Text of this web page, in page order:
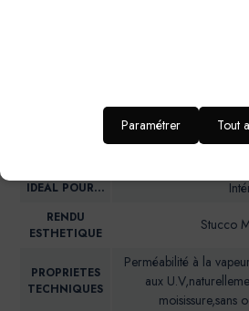
PRODUIT
IDEAL POUR…
RENDU
ESTHETIQUE
Stucco
PROPRIETES
TECHNIQUES
Perméabilité à la
aux
moisissure,sans
Paramétrer Tout